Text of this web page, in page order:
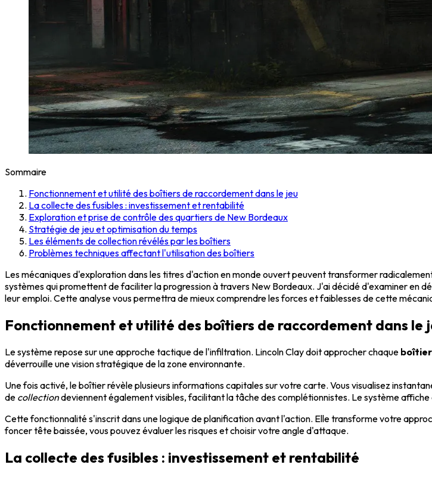
Sommaire
Fonctionnement et utilité des boîtiers de raccordement dans le jeu
La collecte des fusibles : investissement et rentabilité
Exploration et prise de contrôle des quartiers de New Bordeaux
Stratégie de jeu et optimisation du temps
Les éléments de collection révélés par les boîtiers
Problèmes techniques affectant l'utilisation des boîtiers
Les mécaniques d'exploration dans les titres d'action en monde ouvert peuvent transformer
systèmes qui promettent de faciliter la progression à travers New Bordeaux. J'ai décidé d'examiner en
leur emploi. Cette analyse vous permettra de mieux comprendre les forces et faiblesses de cette
Fonctionnement et utilité des boîtiers de raccordement dans le
Le système repose sur une approche tactique de l'infiltration. Lincoln Clay doit approcher chaque
déverrouille une vision stratégique de la zone environnante.
Une fois activé, le boîtier révèle plusieurs informations capitales sur votre carte. Vous visualisez
de collectiondeviennent également visibles, facilitant la tâche des complétionnistes. Le système
Cette fonctionnalité s'inscrit dans une logique de planification avant l'action. Elle transforme votre
foncer tête baissée, vous pouvez évaluer les risques et choisir votre angle d'attaque.
La collecte des fusibles : investissement et rentabilité